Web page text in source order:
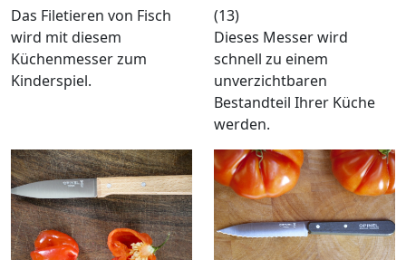
Das Filetieren von Fisch
wird mit diesem
Küchenmesser zum
Kinderspiel.
(13)
Dieses Messer wird
schnell zu einem
unverzichtbaren
Bestandteil Ihrer Küche
werden.